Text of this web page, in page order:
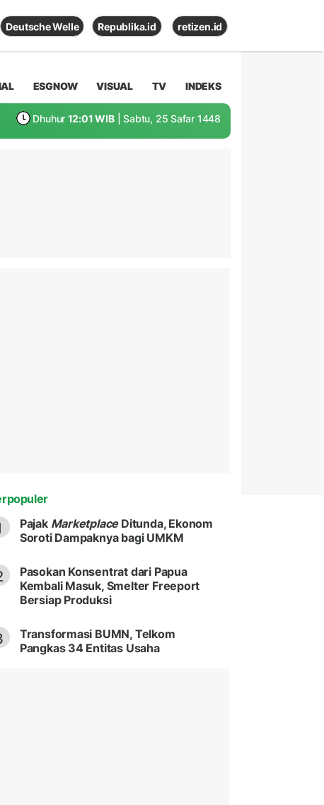
Deutsche Welle Republika.id retizen.id
ESGNOW VISUAL TV INDEKS
Dhuhur 12:01 WIB | Sabtu, 25 Safar 1448
Pajak MarketplaceDitunda, Ekonom
Soroti Dampaknya bagi UMKM
Pasokan Konsentrat dari Papua
Kembali Masuk, Smelter Freeport
Bersiap Produksi
Transformasi BUMN, Telkom
Pangkas 34 Entitas Usaha